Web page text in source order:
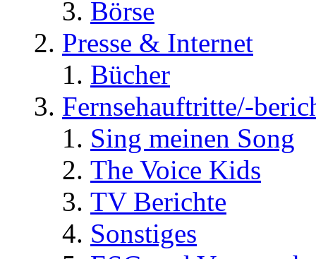
Börse
Presse & Internet
Bücher
Fernsehauftritte/-
Sing meinen Song
The Voice Kids
TV Berichte
Sonstiges